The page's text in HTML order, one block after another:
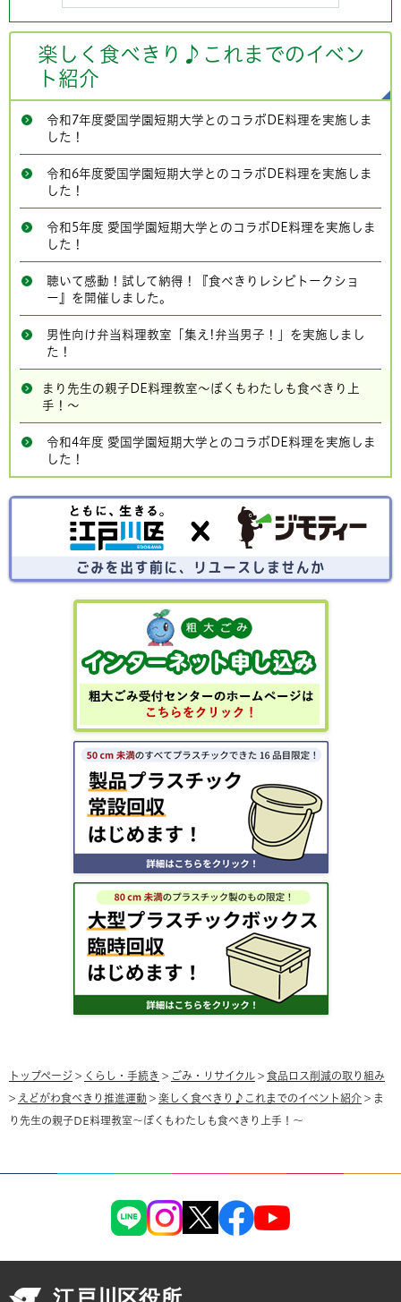
楽しく食べきり♪これまでのイベン
ト紹介
令和7年度愛国学園短期大学とのコラボDE料理を実施しま
した！
令和6年度愛国学園短期大学とのコラボDE料理を実施しま
した！
令和5年度 愛国学園短期大学とのコラボDE料理を実施しま
した！
聴いて感動！試して納得！『食べきりレシピトークショ
ー』を開催しました。
男性向け弁当料理教室「集え!弁当男子！」を実施しまし
た！
まり先生の親子DE料理教室～ぼくもわたしも食べきり上
手！～
令和4年度 愛国学園短期大学とのコラボDE料理を実施しま
した！
トップページ > くらし・手続き > ごみ・リサイクル > 食品ロス削減の取り組み
> えどがわ食べきり推進運動 > 楽しく食べきり♪これまでのイベント紹介 > ま
り先生の親子DE料理教室～ぼくもわたしも食べきり上手！～